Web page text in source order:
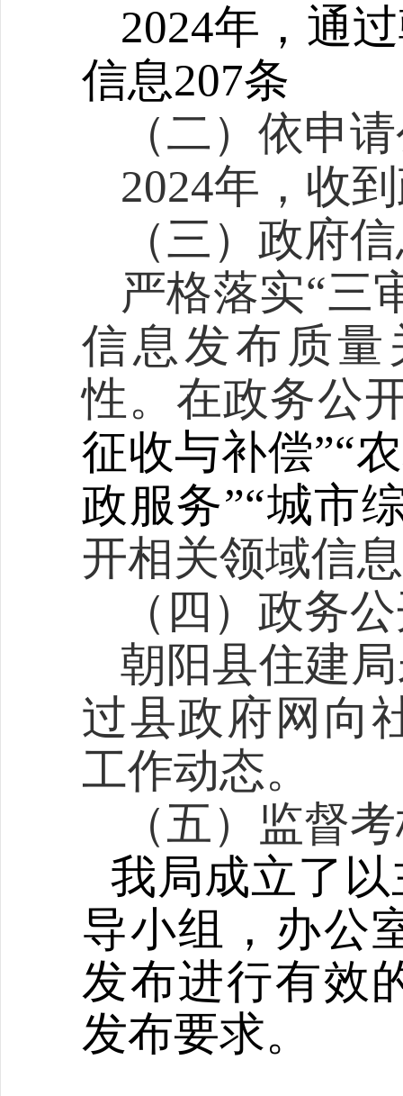
2024年，通
信息207条
（二） 依申
2024年，收
（三） 政府
严格落实“三
信息发布质
性。 在政务公
征收与补偿”“
政服务”“城市
开相关领域信息
（四） 政务
朝阳县住建局
过县政府网向
工作动态。
（五） 监督
我局成立了
导小组，办公
发布进行有效
发布要求。